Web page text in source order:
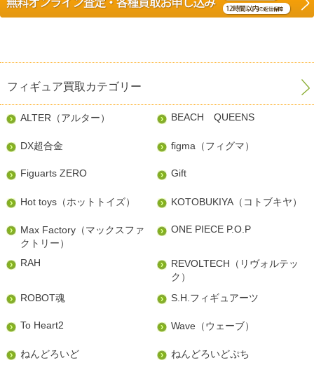
フィギュア買取カテゴリー
ALTER（アルター） BEACH QUEENS
DX超合金 figma（フィグマ）
Figuarts ZERO Gift
Hot toys（ホットトイズ） KOTOBUKIYA（コトブキヤ）
Max Factory（マックスファ
クトリー）
ONE PIECE P.O.P
RAH
REVOLTECH（リヴォルテッ
ク）
ROBOT魂
S.H.フィギュアーツ
To Heart2 Wave（ウェーブ）
ねんどろいど ねんどろいどぷち